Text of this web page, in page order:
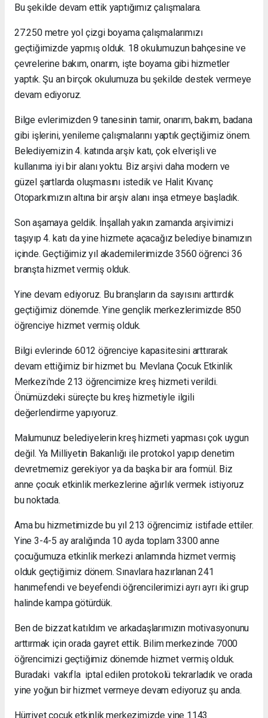
Bu şekilde devam ettik yaptığımız çalışmalara.
27.250 metre yol çizgi boyama çalışmalarımızı
geçtiğimizde yapmış olduk. 18 okulumuzun bahçesine ve
çevrelerine bakım, onarım, işte boyama gibi hizmetler
yaptık. Şu an birçok okulumuza bu şekilde destek vermeye
devam ediyoruz.
Bilge evlerimizden 9 tanesinin tamir, onarım, bakım, badana
gibi işlerini, yenileme çalışmalarını yaptık geçtiğimiz önem.
Belediyemizin 4. katında arşiv katı, çok elverişli ve
kullanıma iyi bir alanı yoktu. Biz arşivi daha modern ve
güzel şartlarda oluşmasını istedik ve Halit Kıvanç
Otoparkımızın altına bir arşiv alanı inşa etmeye başladık.
Son aşamaya geldik. İnşallah yakın zamanda arşivimizi
taşıyıp 4. katı da yine hizmete açacağız belediye binamızın
içinde. Geçtiğimiz yıl akademilerimizde 3560 öğrenci 36
branşta hizmet vermiş olduk.
Yine devam ediyoruz. Bu branşların da sayısını arttırdık
geçtiğimiz dönemde. Yine gençlik merkezlerimizde 850
öğrenciye hizmet vermiş olduk.
Bilgi evlerinde 6012 öğrenciye kapasitesini arttırarak
devam ettiğimiz bir hizmet bu. Mevlana Çocuk Etkinlik
Merkezi'nde 213 öğrencimize kreş hizmeti verildi.
Önümüzdeki süreçte bu kreş hizmetiyle ilgili
değerlendirme yapıyoruz.
Malumunuz belediyelerin kreş hizmeti yapması çok uygun
değil. Ya Milliyetin Bakanlığı ile protokol yapıp denetim
devretmemiz gerekiyor ya da başka bir ara formül. Biz
anne çocuk etkinlik merkezlerine ağırlık vermek istiyoruz
bu noktada.
Ama bu hizmetimizde bu yıl 213 öğrencimiz istifade ettiler.
Yine 3-4-5 ay aralığında 10 ayda toplam 3300 anne
çocuğumuza etkinlik merkezi anlamında hizmet vermiş
olduk geçtiğimiz dönem. Sınavlara hazırlanan 241
hanımefendi ve beyefendi öğrencilerimizi ayrı ayrı iki grup
halinde kampa götürdük.
Ben de bizzat katıldım ve arkadaşlarımızın motivasyonunu
arttırmak için orada gayret ettik. Bilim merkezinde 7000
öğrencimizi geçtiğimiz dönemde hizmet vermiş olduk.
Buradaki vakıfla iptal edilen protokolü tekrarladık ve orada
yine yoğun bir hizmet vermeye devam ediyoruz şu anda.
Hürriyet çocuk etkinlik merkezimizde yine 1143